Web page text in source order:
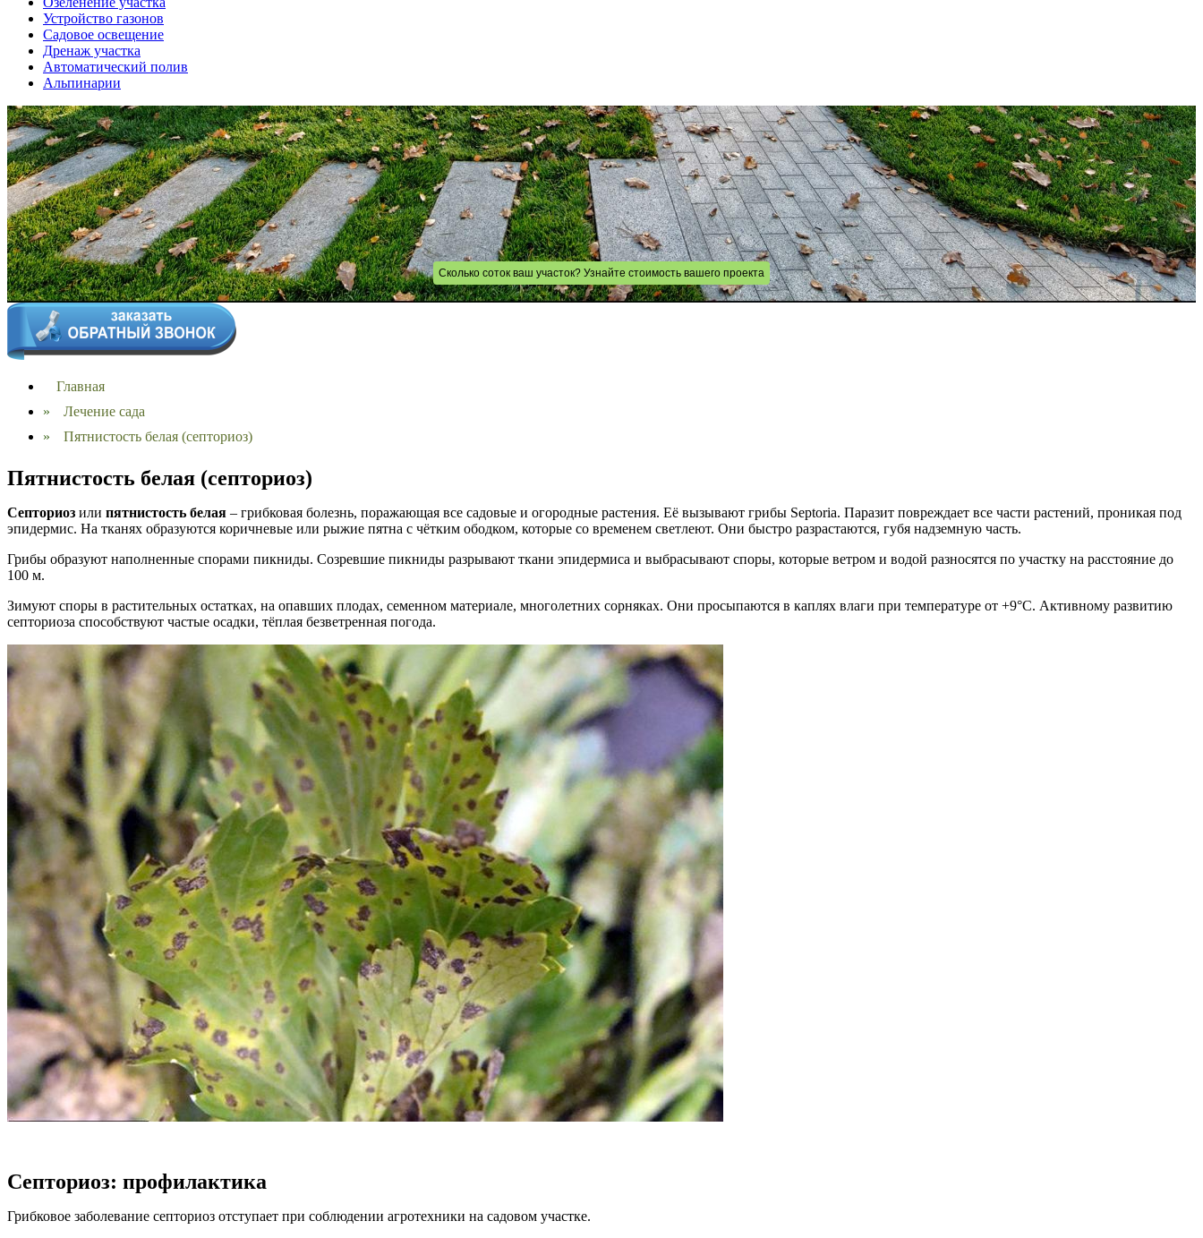
Устройство газонов
Садовое освещение
Дренаж участка
Автоматический полив
Альпинарии
Сколько соток ваш участок? Узнайте стоимость вашего проекта
Главная
»
Лечение сада
»
Пятнистость белая (септориоз)
Пятнистость белая (септориоз)
Септориоз или пятнистость белая – грибковая болезнь, поражающая все садовые и огородные растения. Её вызывают грибы Septoria. Паразит повреждает все части растений, проникая под
эпидермис. На тканях образуются коричневые или рыжие пятна с чётким ободком, которые со временем светлеют. Они быстро разрастаются, губя надземную часть.
Грибы образуют наполненные спорами пикниды. Созревшие пикниды разрывают ткани эпидермиса и выбрасывают споры, которые ветром и водой разносятся по участку на расстояние до
100 м.
Зимуют споры в растительных остатках, на опавших плодах, семенном материале, многолетних сорняках. Они просыпаются в каплях влаги при температуре от +9°C. Активному развитию
септориоза способствуют частые осадки, тёплая безветренная погода.
Септориоз: профилактика
Грибковое заболевание септориоз отступает при соблюдении агротехники на садовом участке.